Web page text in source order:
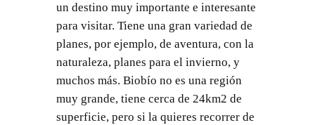
un destino muy importante e interesante
para visitar. Tiene una gran variedad de
planes, por ejemplo, de aventura, con la
naturaleza, planes para el invierno, y
muchos más. Biobío no es una región
muy grande, tiene cerca de 24km2 de
superficie, pero si la quieres recorrer de